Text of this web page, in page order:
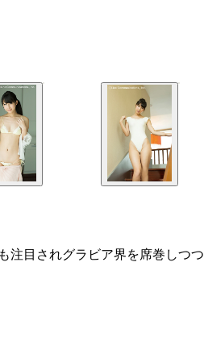
注目されグラビア界を席巻しつつ